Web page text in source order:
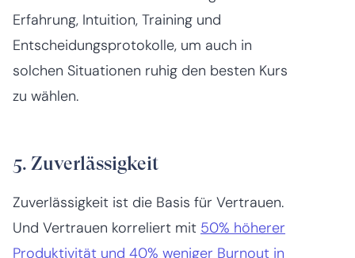
Erfahrung, Intuition, Training und
Entscheidungsprotokolle, um auch in
solchen Situationen ruhig den besten Kurs
zu wählen.
5. Zuverlässigkeit
Zuverlässigkeit ist die Basis für Vertrauen.
Und Vertrauen korreliert mit 50% höherer
Produktivität und 40% weniger Burnout in